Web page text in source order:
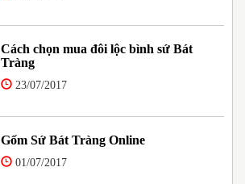
Cách chọn mua đôi lộc bình sứ Bát
Tràng
23/07/2017
Gốm Sứ Bát Tràng Online
01/07/2017